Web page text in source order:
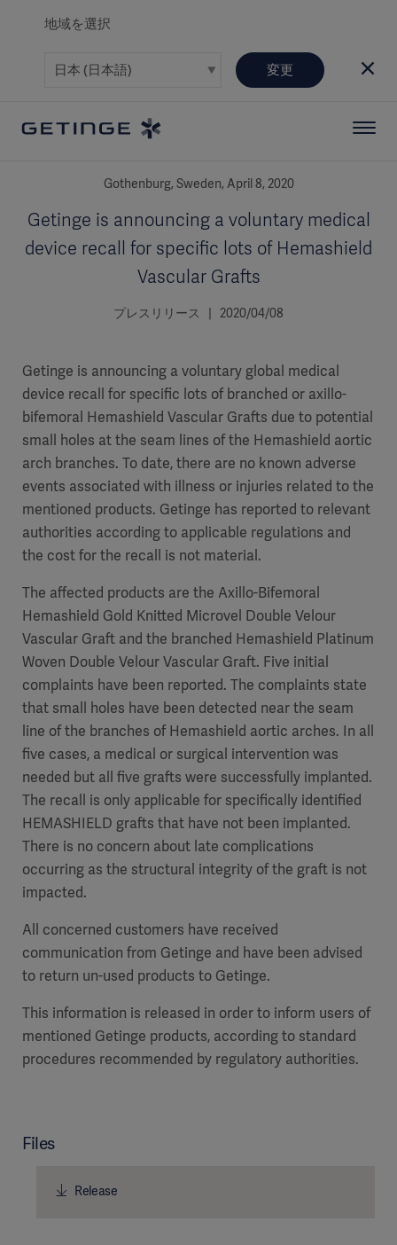
地域を選択
変更
Gothenburg, Sweden, April 8, 2020
Getinge is announcing a voluntary medical
device recall for specific lots of Hemashield
Vascular Grafts
プレスリリース | 2020/04/08
Getinge is announcing a voluntary global medical
device recall for specific lots of branched or axillo-
bifemoral Hemashield Vascular Grafts due to potential
small holes at the seam lines of the Hemashield aortic
arch branches. To date, there are no known adverse
events associated with illness or injuries related to the
mentioned products. Getinge has reported to relevant
authorities according to applicable regulations and
the cost for the recall is not material.
The affected products are the Axillo-Bifemoral
Hemashield Gold Knitted Microvel Double Velour
Vascular Graft and the branched Hemashield Platinum
Woven Double Velour Vascular Graft. Five initial
complaints have been reported. The complaints state
that small holes have been detected near the seam
line of the branches of Hemashield aortic arches. In all
five cases, a medical or surgical intervention was
needed but all five grafts were successfully implanted.
The recall is only applicable for specifically identified
HEMASHIELD grafts that have not been implanted.
There is no concern about late complications
occurring as the structural integrity of the graft is not
impacted.
All concerned customers have received
communication from Getinge and have been advised
to return un-used products to Getinge.
This information is released in order to inform users of
mentioned Getinge products, according to standard
procedures recommended by regulatory authorities.
Files
Release